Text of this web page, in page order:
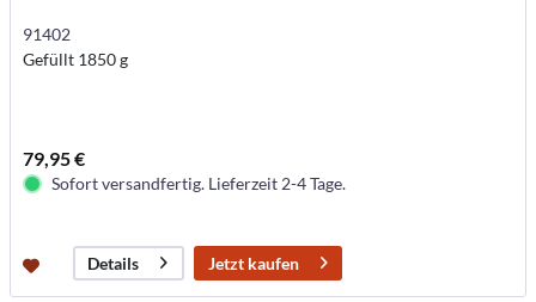
91402
Gefüllt 1850 g
79,95 €
Sofort versandfertig. Lieferzeit 2-4 Tage.
Details Jetzt kaufen